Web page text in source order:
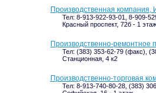
Производственная
Тел: 8-913-922-93-01, 8-909-
Красный проспект, 72б - 1 этаж
Производственно-ремонтное
Тел: (383) 353-62-79 (факс),
Станционная, 4 к2
Производственно-торговая
Тел: 8-913-740-80-28, (383)